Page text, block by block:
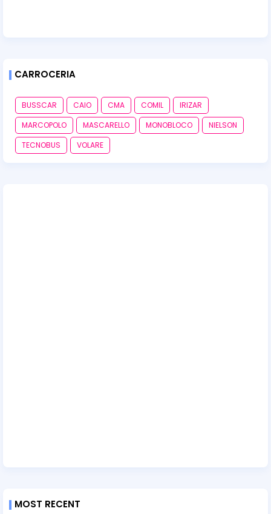
CARROCERIA
BUSSCAR CAIO CMA COMIL
IRIZAR
MARCOPOLO
MASCARELLO MONOBLOCO
NIELSON
TECNOBUS
VOLARE
MOST RECENT